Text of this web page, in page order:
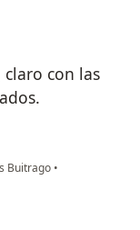
con las
Buitrago •